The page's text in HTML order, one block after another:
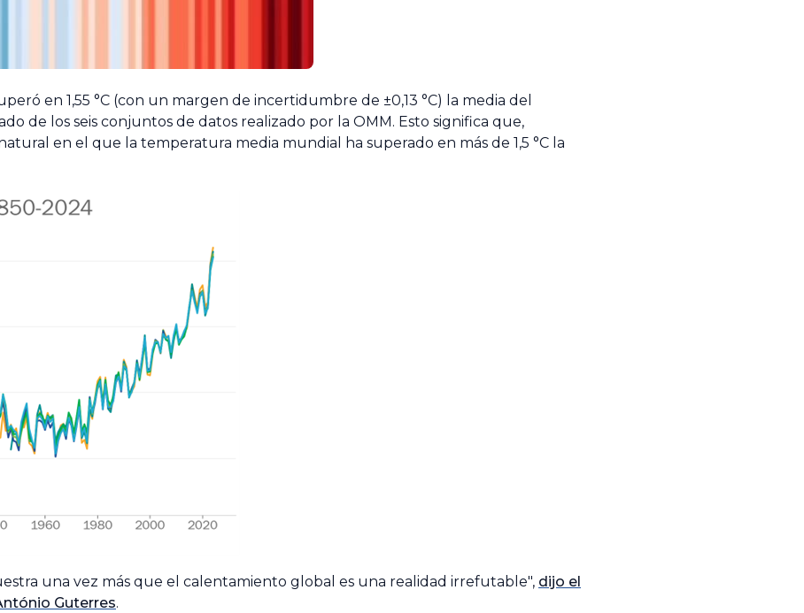
en 1,55 °C (con un margen de incertidumbre de ±0,13 °C) la media del
de los seis conjuntos de datos realizado por la OMM. Esto significa que,
en el que la temperatura media mundial ha superado en más de 1,5 °C la
una vez más que el calentamiento global es una realidad irrefutable", dijo el
Guterres.